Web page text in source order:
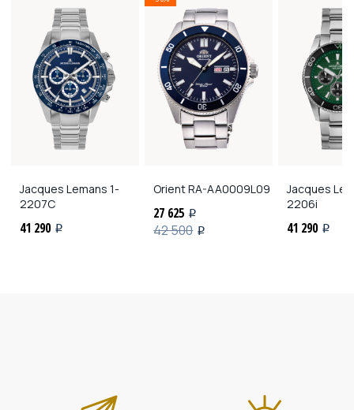
Jacques Lemans 1-
2207C
41 290 i
OrientRA-AA0009L09
27 625 i
42 500 i
Jacques
2206i
41 290 i